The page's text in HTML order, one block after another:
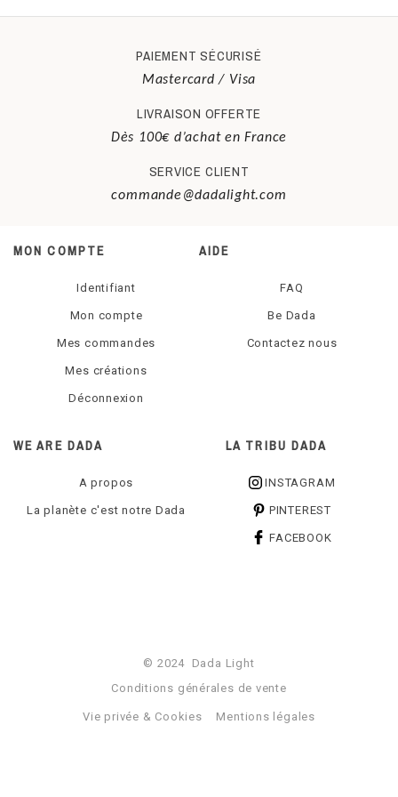
plaque de plexiglas à éclairer. Au gré de vos envies,
vous pouvez commander de nouveaux tirages photos,
Prise secteur 5V
batterie requise
type d'ampoule
Basse consommation
PAIEMENT SÉCURISÉ
Mastercard / Visa
LIVRAISON OFFERTE
Dès 100€ d’achat en France
SERVICE CLIENT
commande@dadalight.com
MON COMPTE
Identifiant
Mon compte
Mes commandes
Mes créations
Déconnexion
AIDE
FAQ
Be Dada
Contactez nous
WE ARE DADA
A propos
La planète c'est notre Dada
LA TRIBU DADA
INSTAGRAM
PINTEREST
FACEBOOK
© 2024 Dada Light
Conditions générales de vente
Vie privée & Cookies Mentions légales